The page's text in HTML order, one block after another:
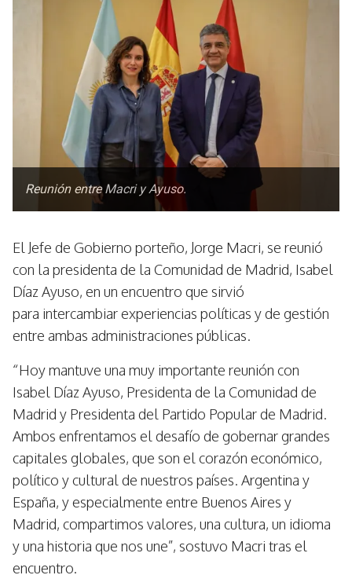
Reunión entre Macri y Ayuso.
El Jefe de Gobierno porteño, Jorge Macri, se reunió
con la presidenta de la Comunidad de Madrid, Isabel
Díaz Ayuso, en un encuentro que sirvió
para intercambiar experiencias políticas y de gestión
entre ambas administraciones públicas.
“Hoy mantuve una muy importante reunión con
Isabel Díaz Ayuso, Presidenta de la Comunidad de
Madrid y Presidenta del Partido Popular de Madrid.
Ambos enfrentamos el desafío de gobernar grandes
capitales globales, que son el corazón económico,
político y cultural de nuestros países. Argentina y
España, y especialmente entre Buenos Aires y
Madrid, compartimos valores, una cultura, un idioma
y una historia que nos une”, sostuvo Macri tras el
encuentro.